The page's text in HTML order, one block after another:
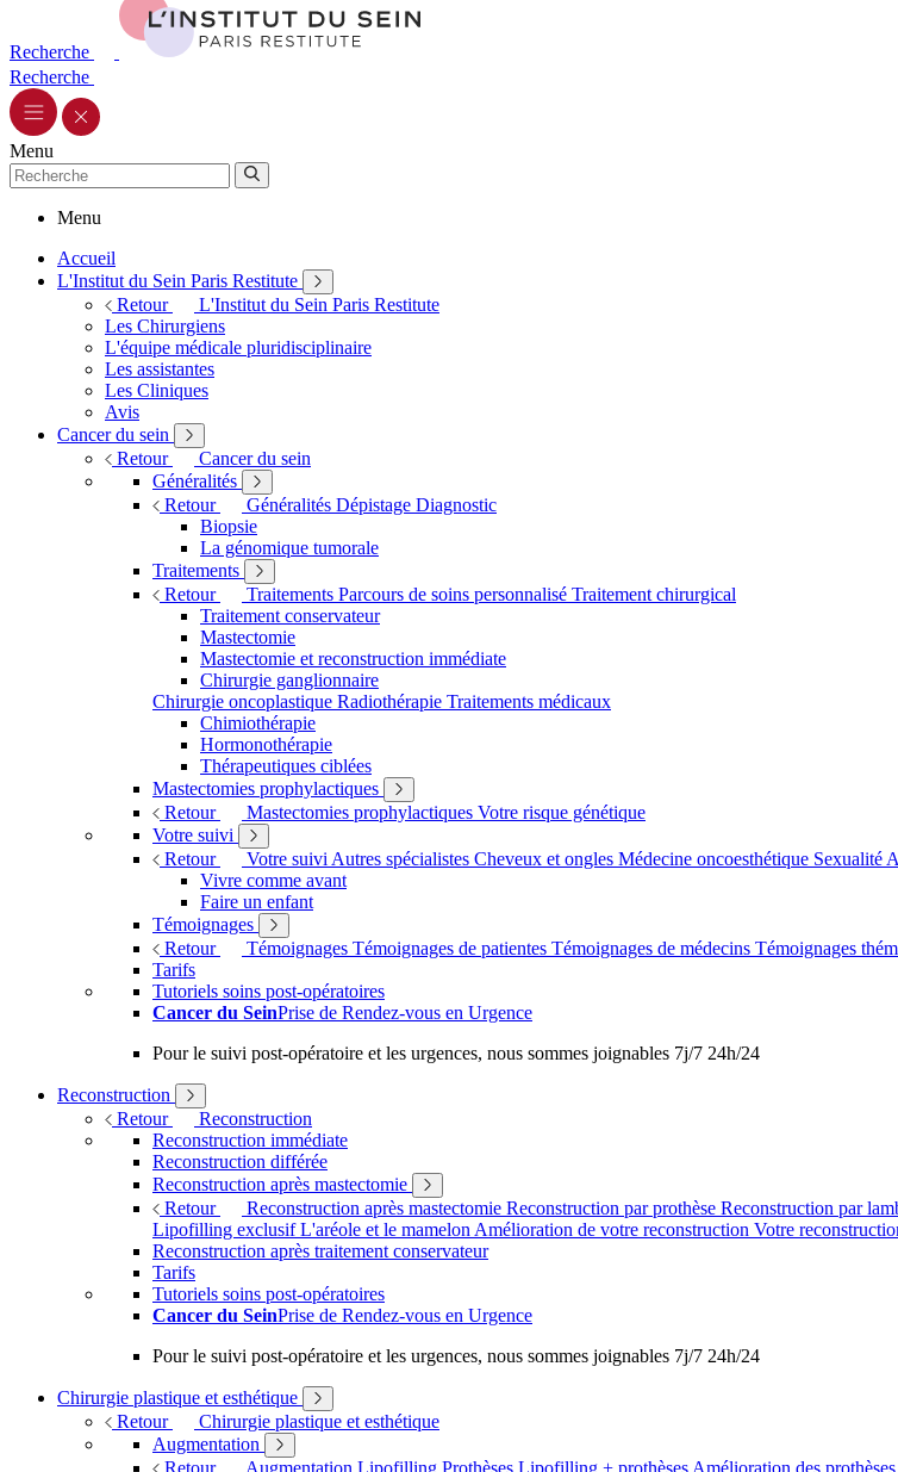
Recherche
Recherche
Menu
Menu
Accueil
L'Institut du Sein Paris Restitute
Retour
L'Institut du Sein Paris Restitute
Les Chirurgiens
L'équipe médicale pluridisciplinaire
Les assistantes
Les Cliniques
Avis
Cancer du sein
Retour
Cancer du sein
Généralités
Retour
Généralités Dépistage Diagnostic
Biopsie
La génomique tumorale
Traitements
Retour
Traitements Parcours de soins personnalisé Traitement chirurgical
Traitement conservateur
Mastectomie
Mastectomie et reconstruction immédiate
Chirurgie ganglionnaire
Chirurgie oncoplastique Radiothérapie Traitements médicaux
Chimiothérapie
Hormonothérapie
Thérapeutiques ciblées
Mastectomies prophylactiques
Retour
Mastectomies prophylactiques Votre risque génétique
Votre suivi
Retour
Votre suivi Autres spécialistes Cheveux et ongles Médecine oncoesthétique Sexualité
Vivre comme avant
Faire un enfant
Témoignages
Retour
Témoignages Témoignages de patientes Témoignages de médecins Témoignages
Tarifs
Tutoriels soins post-opératoires
Cancer du SeinPrise de Rendez-vous en Urgence
Pour le suivi post-opératoire et les urgences, nous sommes joignables 7j/7 24h/24
Reconstruction
Retour
Reconstruction
Reconstruction immédiate
Reconstruction différée
Reconstruction après mastectomie
Retour
Reconstruction après mastectomie Reconstruction par prothèse Reconstruction par
Lipofilling exclusifL'aréole et le mamelon Amélioration de votre reconstruction Votre
Reconstruction après traitement conservateur
Tarifs
Tutoriels soins post-opératoires
Cancer du SeinPrise de Rendez-vous en Urgence
Pour le suivi post-opératoire et les urgences, nous sommes joignables 7j/7 24h/24
Chirurgie plastique et esthétique
Retour
Chirurgie plastique et esthétique
Augmentation
Retour
Augmentation Lipofilling Prothèses Lipofilling + prothèses Amélioration des